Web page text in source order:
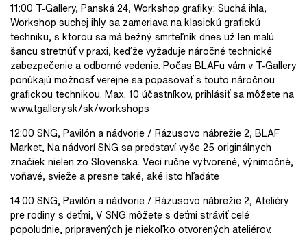
11:00 T-Gallery, Panská 24, Workshop grafiky: Suchá ihla,
Workshop suchej ihly sa zameriava na klasickú grafickú
techniku, s ktorou sa má bežný smrteľník dnes už len malú
šancu stretnúť v praxi, keďže vyžaduje náročné technické
zabezpečenie a odborné vedenie. Počas BLAFu vám v T-Gallery
ponúkajú možnosť verejne sa popasovať s touto náročnou
grafickou technikou. Max. 10 účastníkov, prihlásiť sa môžete na
www.tgallery.sk/sk/workshops
12:00 SNG, Pavilón a nádvorie / Rázusovo nábrežie 2, BLAF
Market, Na nádvorí SNG sa predstaví vyše 25 originálnych
značiek nielen zo Slovenska. Veci ručne vytvorené, výnimočné,
voňavé, svieže a presne také, aké isto hľadáte
14:00 SNG, Pavilón a nádvorie / Rázusovo nábrežie 2, Ateliéry
pre rodiny s deťmi, V SNG môžete s deťmi stráviť celé
popoludnie, pripravených je niekoľko otvorených ateliérov.